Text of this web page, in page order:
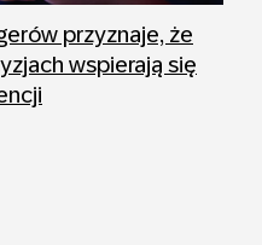
przyznaje, że
wspierają się